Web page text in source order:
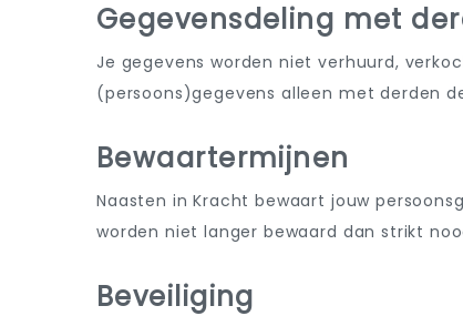
Gegevensdeling met
Je gegevens worden niet verhuurd,
(persoons)gegevens alleen met derden
Bewaartermijnen
Naasten in Kracht bewaart jouw
worden niet langer bewaard dan strikt
Beveiliging